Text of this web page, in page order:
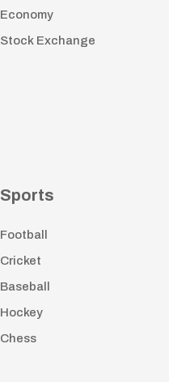
Economy
Stock Exchange
Sports
Football
Cricket
Baseball
Hockey
Chess